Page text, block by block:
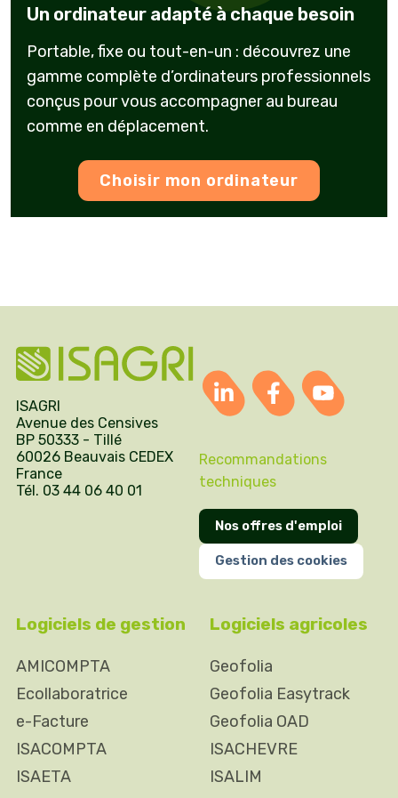
Un ordinateur adapté à chaque besoin
Portable, fixe ou tout-en-un : découvrez une
gamme complète d’ordinateurs professionnels
conçus pour vous accompagner au bureau
comme en déplacement.
Choisir mon ordinateur
ISAGRI
Avenue des Censives
BP 50333 - Tillé
60026 Beauvais CEDEX
France
Tél. 03 44 06 40 01
Recommandations
techniques
Nos offres d'emploi
Gestion des cookies
Logiciels de gestion
AMICOMPTA
Ecollaboratrice
e-Facture
ISACOMPTA
ISAETA
Logiciels agricoles
Geofolia
Geofolia Easytrack
Geofolia OAD
ISACHEVRE
ISALIM